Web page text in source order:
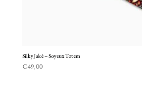
Silky Jakè – Soyeux Totem
€49,00